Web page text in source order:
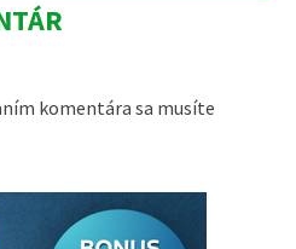
komentára sa musíte